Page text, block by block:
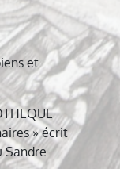
et
» écrit
Sandre.